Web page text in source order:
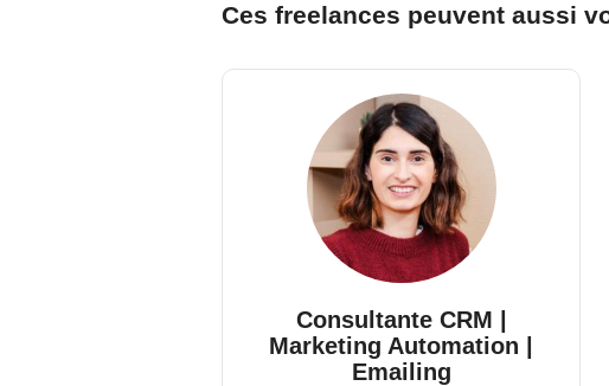
Ces freelances peuvent aussi
Consultante CRM |
Marketing Automation |
Emailing